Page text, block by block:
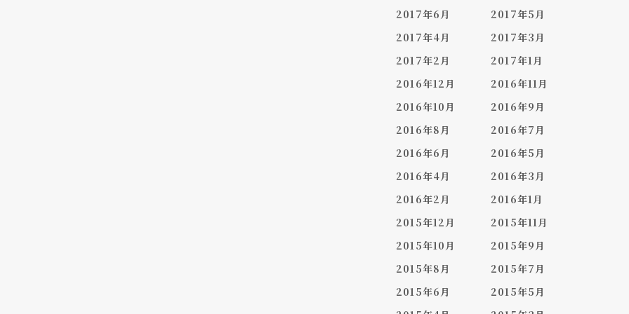
2017年6月
2017年5月
2017年4月
2017年3月
2017年2月
2017年1月
2016年12月
2016年11月
2016年10月
2016年9月
2016年8月
2016年7月
2016年6月
2016年5月
2016年4月
2016年3月
2016年2月
2016年1月
2015年12月
2015年11月
2015年10月
2015年9月
2015年8月
2015年7月
2015年6月
2015年5月